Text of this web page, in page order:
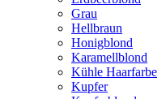
Grau
Hellbraun
Honigblond
Karamellblond
Kühle Haarfarbe
Kupfer